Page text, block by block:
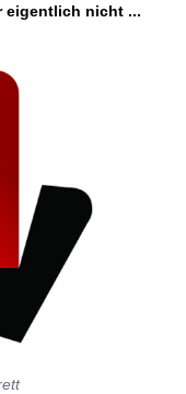
eigentlich nicht ...